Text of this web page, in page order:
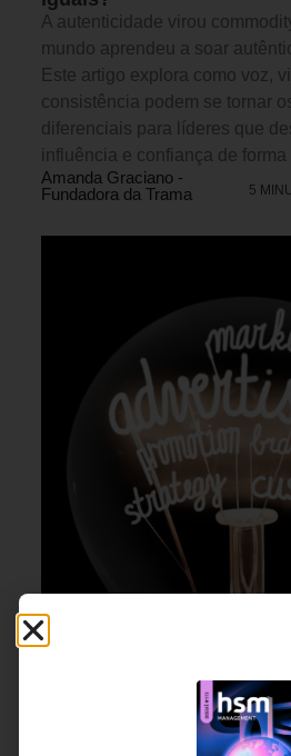
A autenticidade virou
mundo aprendeu a soar
Este artigo explora como voz,
consistência podem se tornar
diferenciais para líderes que
influência e confiança de forma
Amanda Graciano -
Fundadora da Trama
5